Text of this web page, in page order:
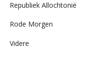
Republiek Allochtonië
Rode Morgen
Videre